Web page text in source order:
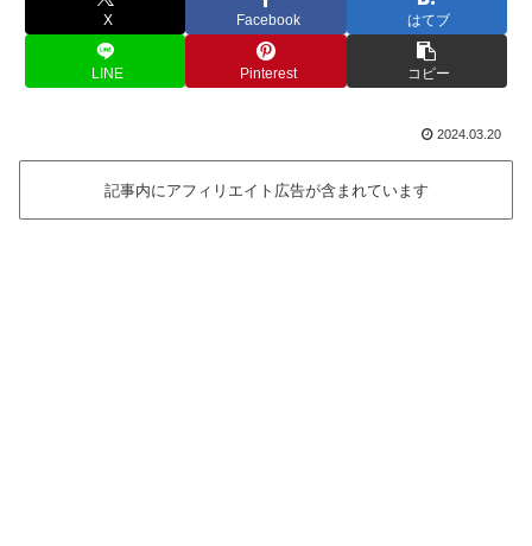
X Facebook はてブ
LINE Pinterest コピー
2024.03.20
記事内にアフィリエイト広告が含まれています